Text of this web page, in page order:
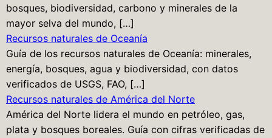
bosques, biodiversidad, carbono y minerales de la
mayor selva del mundo, […]
Recursos naturales de Oceanía
Guía de los recursos naturales de Oceanía: minerales,
energía, bosques, agua y biodiversidad, con datos
verificados de USGS, FAO, […]
Recursos naturales de América del Norte
América del Norte lidera el mundo en petróleo, gas,
plata y bosques boreales. Guía con cifras verificadas de